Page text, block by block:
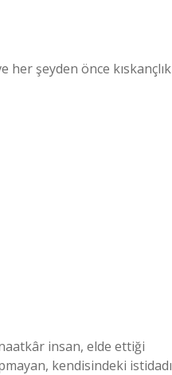
şeyden önce kıskançlık
insan, elde ettiği
kendisindeki istidadı